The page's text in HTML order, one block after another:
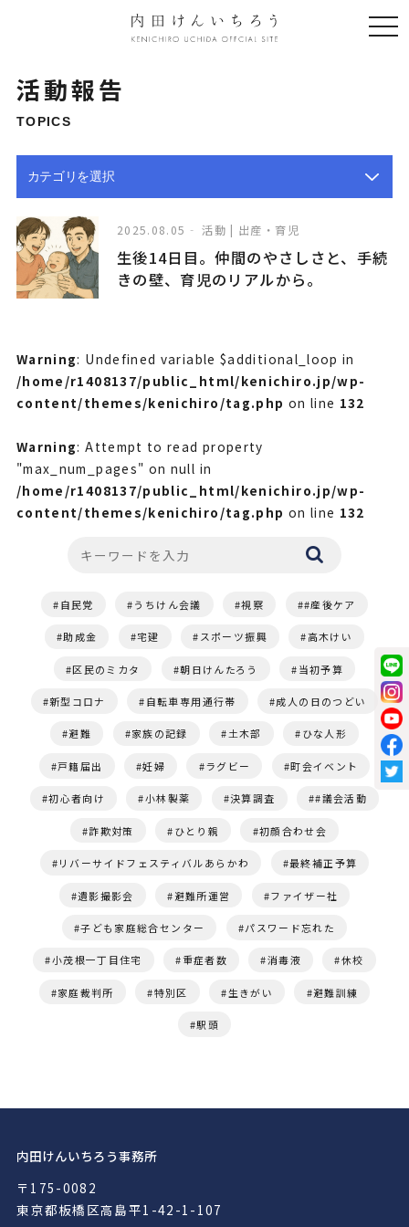
活動報告
TOPICS
2025.08.05 活動 | 出産・育児
生後14日目。仲間のやさしさと、手続
きの壁、育児のリアルから。
Warning: Undefined variable $additional_loop in
/home/r1408137/public_html/kenichiro.jp/wp-
content/themes/kenichiro/tag.php on line 132
Warning: Attempt to read property
"max_num_pages" on null in
/home/r1408137/public_html/kenichiro.jp/wp-
content/themes/kenichiro/tag.php on line 132
自民党 うちけん会議 視察 #産後ケア
助成金 宅建 スポーツ振興 高木けい
区民のミカタ 朝日けんたろう 当初予算
新型コロナ 自転車専用通行帯 成人の日のつどい
避難 家族の記録 土木部 ひな人形
戸籍届出 妊婦 ラグビー 町会イベント
初心者向け 小林製薬 決算調査 #議会活動
詐欺対策 ひとり親 初顔合わせ会
リバーサイドフェスティバルあらかわ 最終補正予算
遺影撮影会 避難所運営 ファイザー社
子ども家庭総合センター パスワード忘れた
小茂根一丁目住宅 重症者数 消毒液 休校
家庭裁判所 特別区 生きがい 避難訓練
駅頭
内田けんいちろう事務所
〒175-0082
東京都板橋区高島平1-42-1-107